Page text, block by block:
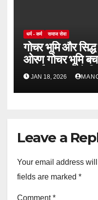
धर्म - कर्म समाज सेवा
गोचर भूमि और सिद्ध
ओरण गोचर भूमि
लड़ाई,अदालत ने
JAN 18, 2026
Leave a
Your email address
fields are marked *
Comment*